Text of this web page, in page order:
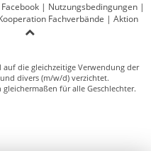
| Nutzungsbedingungen |
Fachverbände | Aktion
die gleichzeitige Verwendung der
divers (m/w/d) verzichtet.
für alle Geschlechter.